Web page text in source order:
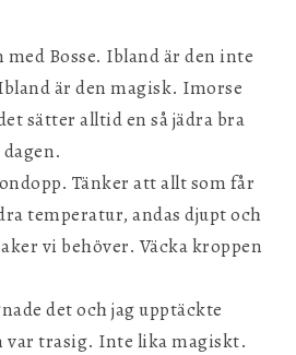
Bosse. Ibland är den inte
är den magisk. Imorse
sätter alltid en så jädra bra
Tänker att allt som får
temperatur, andas djupt och
vi behöver. Väcka kroppen
det och jag upptäckte
var trasig. Inte lika magiskt.